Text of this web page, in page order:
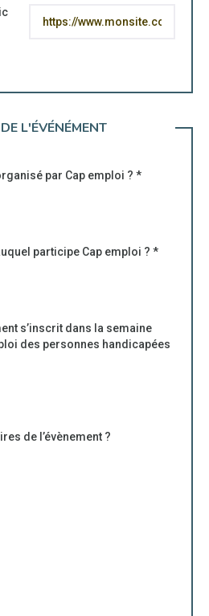
L'ÉVÉNÉMENT
par Cap emploi ? *
participe Cap emploi ? *
s’inscrit dans la semaine
des personnes handicapées
de l’évènement ?